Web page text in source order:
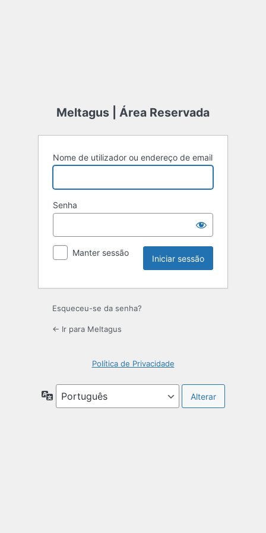
Meltagus | Área Reservada
Nome de utilizador ou endereço de email
Senha
Manter sessão
Esqueceu-se da senha?
← Ir para Meltagus
Política de Privacidade
Idioma